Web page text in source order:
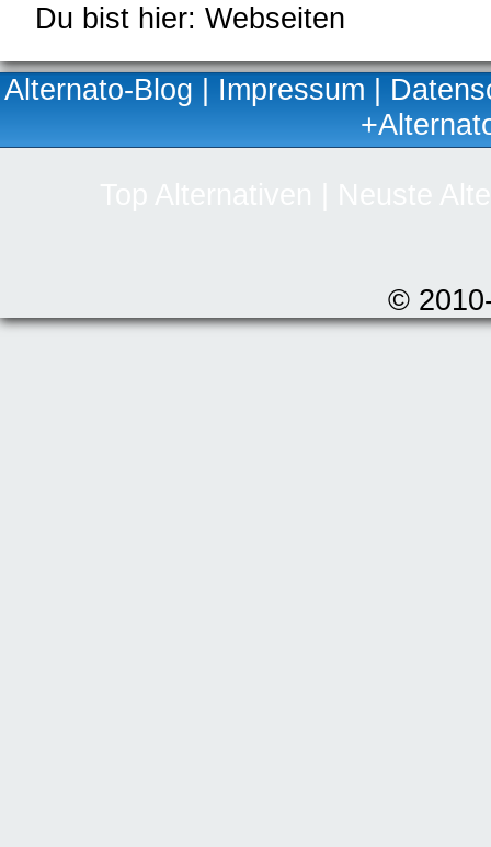
Du bist hier: Webseiten
Alternato-Blog | Impressum |
©